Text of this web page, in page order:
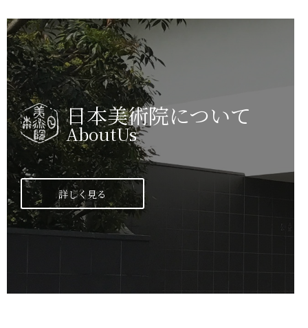
日本美術院について
AboutUs
詳しく見る